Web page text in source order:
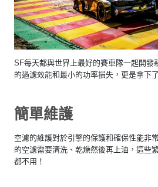
SF每天都與世界上最好的賽車隊一起開發
的過濾效能和最小的功率損失，更是拿下
簡單維護
空濾的維護對於引擎的保護和確保性能非
的空濾需要清洗、乾燥然後再上油，這些
都不用！